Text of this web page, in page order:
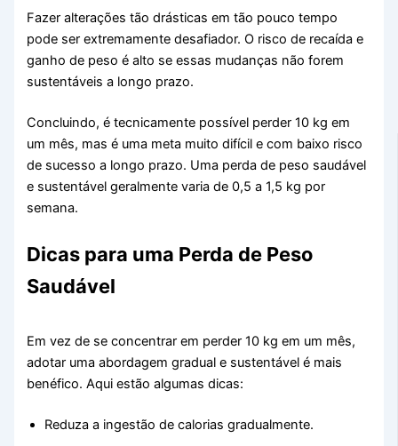
Fazer alterações tão drásticas em tão pouco tempo
pode ser extremamente desafiador. O risco de recaída e
ganho de peso é alto se essas mudanças não forem
sustentáveis a longo prazo.
Concluindo, é tecnicamente possível perder 10 kg em
um mês, mas é uma meta muito difícil e com baixo risco
de sucesso a longo prazo. Uma perda de peso saudável
e sustentável geralmente varia de 0,5 a 1,5 kg por
semana.
Dicas para uma Perda de Peso
Saudável
Em vez de se concentrar em perder 10 kg em um mês,
adotar uma abordagem gradual e sustentável é mais
benéfico. Aqui estão algumas dicas:
Reduza a ingestão de calorias gradualmente.